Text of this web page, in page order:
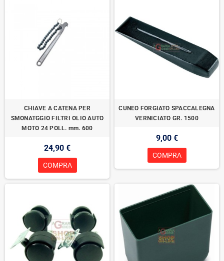
CHIAVE A CATENA PER
SMONATGGIO FILTRI OLIO AUTO
MOTO 24 POLL. mm. 600
24,90 €
COMPRA
CUNEO FORGIATO SPACCALEGNA
VERNICIATO GR. 1500
9,00 €
COMPRA